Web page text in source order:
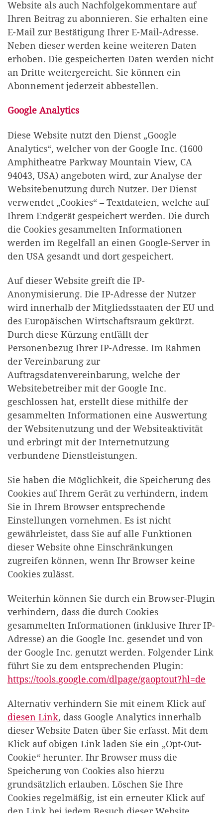
Website als auch Nachfolgekommentare auf
Ihren Beitrag zu abonnieren. Sie erhalten eine
E-Mail zur Bestätigung Ihrer E-Mail-Adresse.
Neben dieser werden keine weiteren Daten
erhoben. Die gespeicherten Daten werden nicht
an Dritte weitergereicht. Sie können ein
Abonnement jederzeit abbestellen.
Google Analytics
Diese Website nutzt den Dienst „Google
Analytics“, welcher von der Google Inc. (1600
Amphitheatre Parkway Mountain View, CA
94043, USA) angeboten wird, zur Analyse der
Websitebenutzung durch Nutzer. Der Dienst
verwendet „Cookies“ – Textdateien, welche auf
Ihrem Endgerät gespeichert werden. Die durch
die Cookies gesammelten Informationen
werden im Regelfall an einen Google-Server in
den USA gesandt und dort gespeichert.
Auf dieser Website greift die IP-
Anonymisierung. Die IP-Adresse der Nutzer
wird innerhalb der Mitgliedsstaaten der EU und
des Europäischen Wirtschaftsraum gekürzt.
Durch diese Kürzung entfällt der
Personenbezug Ihrer IP-Adresse. Im Rahmen
der Vereinbarung zur
Auftragsdatenvereinbarung, welche der
Websitebetreiber mit der Google Inc.
geschlossen hat, erstellt diese mithilfe der
gesammelten Informationen eine Auswertung
der Websitenutzung und der Websiteaktivität
und erbringt mit der Internetnutzung
verbundene Dienstleistungen.
Sie haben die Möglichkeit, die Speicherung des
Cookies auf Ihrem Gerät zu verhindern, indem
Sie in Ihrem Browser entsprechende
Einstellungen vornehmen. Es ist nicht
gewährleistet, dass Sie auf alle Funktionen
dieser Website ohne Einschränkungen
zugreifen können, wenn Ihr Browser keine
Cookies zulässt.
Weiterhin können Sie durch ein Browser-Plugin
verhindern, dass die durch Cookies
gesammelten Informationen (inklusive Ihrer IP-
Adresse) an die Google Inc. gesendet und von
der Google Inc. genutzt werden. Folgender Link
führt Sie zu dem entsprechenden Plugin:
https://tools.google.com/dlpage/gaoptout?hl=de
Alternativ verhindern Sie mit einem Klick auf
diesen Link, dass Google Analytics innerhalb
dieser Website Daten über Sie erfasst. Mit dem
Klick auf obigen Link laden Sie ein „Opt-Out-
Cookie“ herunter. Ihr Browser muss die
Speicherung von Cookies also hierzu
grundsätzlich erlauben. Löschen Sie Ihre
Cookies regelmäßig, ist ein erneuter Klick auf